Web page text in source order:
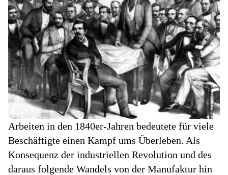
Arbeiten in den 1840er-Jahren bedeutete für viele
Beschäftigte einen Kampf ums Überleben. Als
Konsequenz der industriellen Revolution und des
daraus folgende Wandels von der Manufaktur hin